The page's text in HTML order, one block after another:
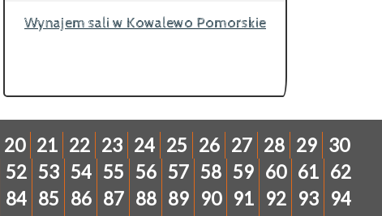
Wynajem sali w Kowalewo Pomorskie
20 21 22 23 24 25 26 27 28 29 30
52 53 54 55 56 57 58 59 60 61 62
84 85 86 87 88 89 90 91 92 93
94